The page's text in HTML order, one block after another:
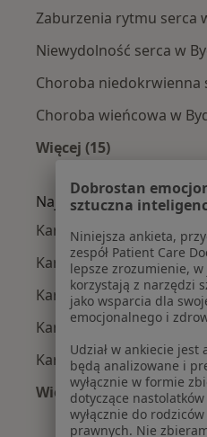
Zaburzenia rytmu serca
Niewydolność serca w
Choroba niedokrwienna
Choroba wieńcowa w
Więcej (15)
Najpopularniejsze
Kardiolodzy z Allianz w
Kardiolodzy z PZU
Kardiolodzy z
Kardiolodzy z POLMED
Kardiolodzy z TU
Więcej (1)
Więcej w
Dobrostan
sztuczna
Niniejsza ankieta,
zespół Patient Care
lepsze zrozumienie,
korzystają z narzędzi
jako wsparcia dla
emocjonalnego i
Udział w ankiecie jest
będą analizowane i
wyłącznie w formie
dotyczące
wyłącznie do
prawnych. Nie